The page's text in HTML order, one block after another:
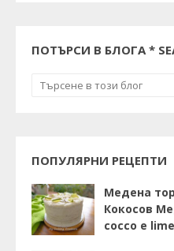
ПОТЪРСИ В БЛОГА *
ПОПУЛЯРНИ РЕЦЕПТИ
Медена
Кокосов
cocco e lime